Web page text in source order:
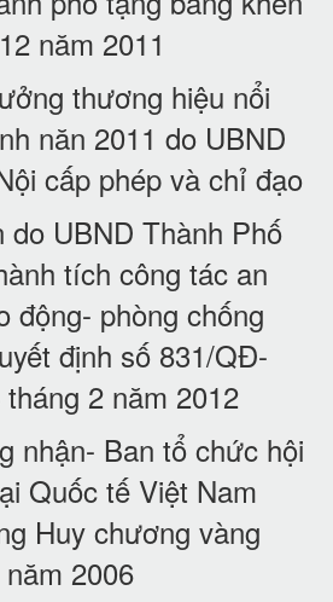
năm 2011
thương hiệu nổi
năn 2011 do UBND
cấp phép và chỉ đạo
UBND Thành Phố
tích công tác an
động- phòng chống
định số 831/QĐ-
2 năm 2012
Ban tổ chức hội
Quốc tế Việt Nam
Huy chương vàng
2006